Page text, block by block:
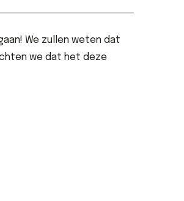
We zullen weten dat
we dat het deze